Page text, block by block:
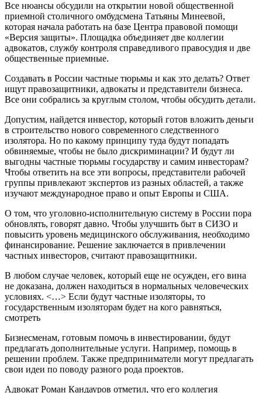
Все нюансы обсудили на открытии новой общественной
приемной столичного омбудсмена Татьяны Минеевой,
которая начала работать на базе Центра правовой помощи
«Версия защиты». Площадка объединяет две коллегии
адвокатов, службу контроля справедливого правосудия и две
общественные приемные.
Создавать в России частные тюрьмы и как это делать? Ответ
ищут правозащитники, адвокаты и представители бизнеса.
Все они собрались за круглым столом, чтобы обсудить детали.
Допустим, найдется инвестор, который готов вложить деньги
в строительство нового современного следственного
изолятора. Но по какому принципу туда будут попадать
обвиняемые, чтобы не было дискриминации? И будут ли
выгодны частные тюрьмы государству и самим инвесторам?
Чтобы ответить на все эти вопросы, представители рабочей
группы привлекают экспертов из разных областей, а также
изучают международное право и опыт Европы и США.
О том, что уголовно-исполнительную систему в России пора
обновлять, говорят давно. Чтобы улучшить быт в СИЗО и
повысить уровень медицинского обслуживания, необходимо
финансирование. Решение заключается в привлечении
частных инвесторов, считают правозащитники.
В любом случае человек, который еще не осужден, его вина
не доказана, должен находиться в нормальных человеческих
условиях. <…> Если будут частные изоляторы, то
государственным изоляторам будет на кого равняться,
смотреть
Бизнесменам, готовым помочь в инвестировании, будут
предлагать дополнительные услуги. Например, помощь в
решении проблем. Также предприниматели могут предлагать
свои идеи по поводу разного рода проектов.
Адвокат Роман Кандауров отметил, что его коллегия